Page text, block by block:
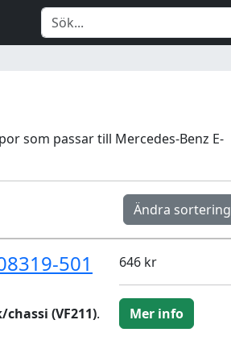
som passar till Mercedes-Benz E-
Ändra sortering
501
chassi (VF211).
646 kr
Mer info